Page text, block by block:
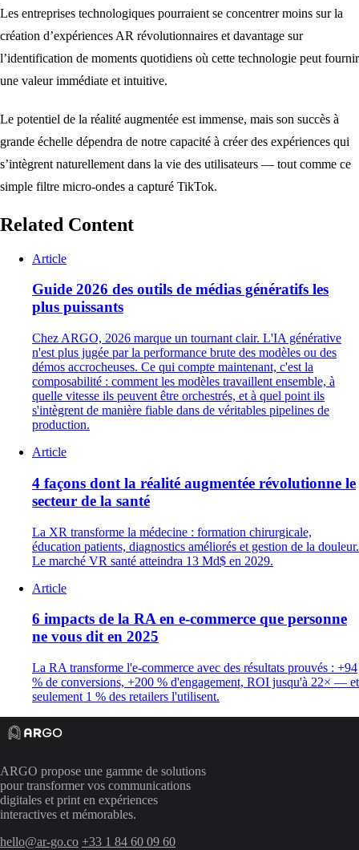
Les entreprises technologiques pourraient se concentrer moins sur la
création d’expériences AR révolutionnaires et davantage sur
l’identification de moments quotidiens où cette technologie peut fournir
une valeur immédiate et intuitive.
Le potentiel de la réalité augmentée est immense, mais son succès à
grande échelle dépendra de notre capacité à créer des expériences qui
s’intègrent naturellement dans la vie des utilisateurs — tout comme ce
simple filtre micro-ondes a capturé TikTok.
Related Content
Article
Guide 2026 des outils de médias génératifs les
plus puissants
Chez ARGO, 2026 marque un tournant clair. L'IA générative
n'est plus jugée par la performance brute des modèles ou des
démos accrocheuses. Ce qui compte maintenant, c'est la
composabilité : comment les modèles travaillent ensemble, à
quelle vitesse ils peuvent être orchestrés, et à quel point ils
s'intègrent de manière fiable dans de véritables pipelines de
production.
Article
4 façons dont la réalité augmentée révolutionne le
secteur de la santé
La XR transforme la médecine : formation chirurgicale,
éducation patients, diagnostics améliorés et gestion de la douleur.
Le marché VR santé atteindra 13 Md$ en 2029.
Article
6 impacts de la RA en e-commerce que personne
ne vous dit en 2025
La RA transforme l'e-commerce avec des résultats prouvés : +94
% de conversions, +200 % d'engagement, ROI jusqu'à 22× — et
seulement 1 % des retailers l'utilisent.
ARGO propose une gamme de solutions
pour transformer vos communications
digitales et print en expériences
interactives et mémorables.
hello@ar-go.co +33 1 84 60 09 60